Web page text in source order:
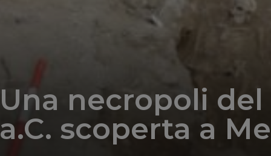
Una necropoli del
a.C. scoperta a